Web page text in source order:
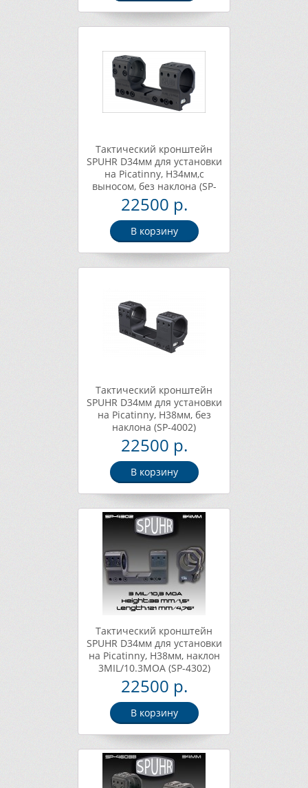
Тактический кронштейн
SPUHR D34мм для установки
на Picatinny, H34мм,c
выносом, без наклона (SP-
4006)
22500 р.
В корзину
Тактический кронштейн
SPUHR D34мм для установки
на Picatinny, H38мм, без
наклона (SP-4002)
22500 р.
В корзину
Тактический кронштейн
SPUHR D34мм для установки
на Picatinny, H38мм, наклон
3MIL/10.3MOA (SP-4302)
22500 р.
В корзину